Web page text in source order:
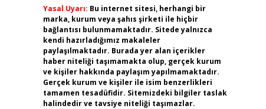
Yasal Uyarı: Bu internet sitesi, herhangi bir
marka, kurum veya şahıs şirketi ile hiçbir
bağlantısı bulunmamaktadır. Sitede yalnızca
kendi hazırladığımız makaleler
paylaşılmaktadır. Burada yer alan içerikler
haber niteliği taşımamakta olup, gerçek kurum
ve kişiler hakkında paylaşım yapılmamaktadır.
Gerçek kurum ve kişiler ile isim benzerlikleri
tamamen tesadüfidir. Sitemizdeki bilgiler taslak
halindedir ve tavsiye niteliği taşımazlar.